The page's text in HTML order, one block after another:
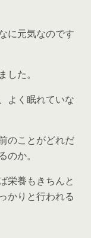
に元気なのです
た。
よく眠れていな
のことがどれだ
か。
栄養もきちんと
かりと行われる